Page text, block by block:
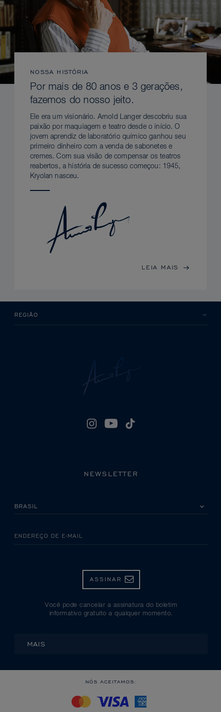
NOSSA HISTÓRIA
Por mais de 80 anos e 3 gerações,
fazemos do nosso jeito.
Ele era um visionário. Arnold Langer descobriu sua
paixão por maquiagem e teatro desde o início. O
jovem aprendiz de laboratório químico ganhou seu
primeiro dinheiro com a venda de sabonetes e
cremes. Com sua visão de compensar os teatros
reabertos, a história de sucesso começou: 1945,
Kryolan nasceu.
LEIA MAIS
REGIÃO
NEWSLETTER
ENDEREÇO DE E-MAIL
ASSINAR
Você pode cancelar a assinatura do boletim
informativo gratuito a qualquer momento.
MAIS
NÓS ACEITAMOS: